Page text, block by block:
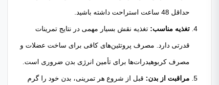
حداقل 48 ساعت استراحت داشته باشید.
تغذیه مناسب: تغذیه نقش بسیار مهمی در نتایج تمرینات
قدرتی دارد. مصرف پروتئین‌های کافی برای ساخت عضلات و
مصرف کربوهیدرات‌ها برای تأمین انرژی بدن ضروری است.
مراقبت از بدن: قبل از شروع هر تمرینی، بدن خود را گرم